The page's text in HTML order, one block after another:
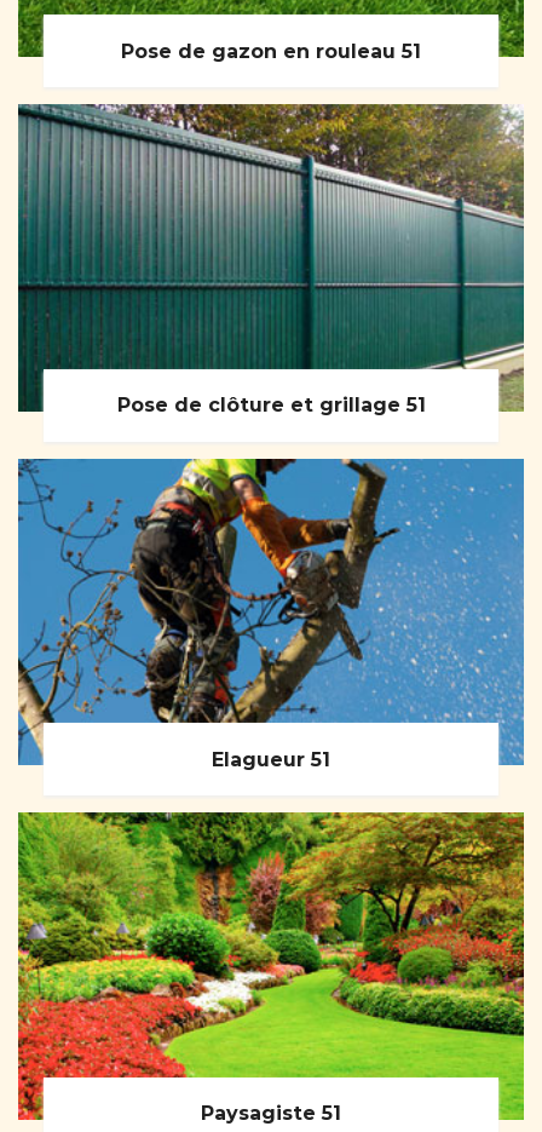
Pose de gazon en rouleau 51
Pose de clôture et grillage 51
Elagueur 51
Paysagiste 51